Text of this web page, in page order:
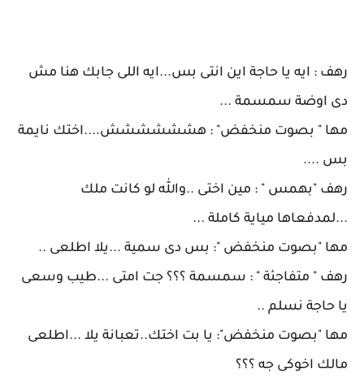
رهف : ايه يا حاجة اين انتى بس...ايه اللى جابك هنا مش
دى اوضة سمسمة ...
مها " بصوت منخفض" : هشششششش....اختك نايمة
بس ....
رهف "بهمس " : مين اختى ..والله لو كانت ملك
...لمدفعاها مياية كاملة ...
مها "بصوت منخفض ": بس دى سمية ...يلا اطلعى ..
رهف " متفاجئة " : سمسمة ؟؟؟ جت امتى ...طيب وسعى
يا حاجة نسلم ..
مها "بصوت منخفض": يا بت اختك..تعبانة يلا ...اطلعى
مالك اخوكى جه ؟؟؟